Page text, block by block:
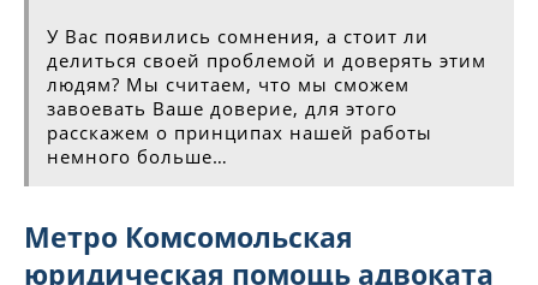
У Вас появились сомнения, а стоит ли
делиться своей проблемой и доверять этим
людям? Мы считаем, что мы сможем
завоевать Ваше доверие, для этого
расскажем о принципах нашей работы
немного больше…
Метро Комсомольская
юридическая помощь адвоката